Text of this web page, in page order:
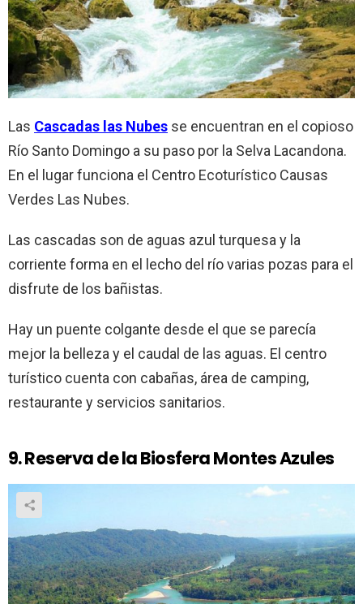
Las Cascadas las Nubes se encuentran en el copioso
Río Santo Domingo a su paso por la Selva Lacandona.
En el lugar funciona el Centro Ecoturístico Causas
Verdes Las Nubes.
Las cascadas son de aguas azul turquesa y la
corriente forma en el lecho del río varias pozas para el
disfrute de los bañistas.
Hay un puente colgante desde el que se parecía
mejor la belleza y el caudal de las aguas. El centro
turístico cuenta con cabañas, área de camping,
restaurante y servicios sanitarios.
9. Reserva de la Biosfera Montes Azules